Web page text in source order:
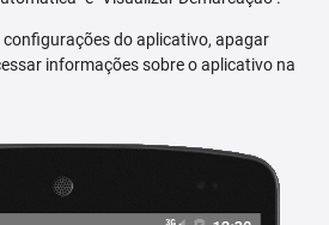
do aplicativo, apagar
informações sobre o aplicativo na